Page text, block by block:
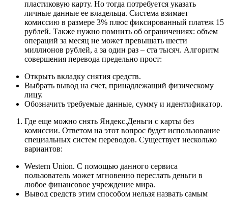
пластиковую карту. Но тогда потребуется указать
личные данные ее владельца. Система взимает
комиссию в размере 3% плюс фиксированный платеж 15
рублей. Также нужно помнить об ограничениях: объем
операций за месяц не может превышать шести
миллионов рублей, а за один раз – ста тысяч. Алгоритм
совершения перевода предельно прост:
Открыть вкладку снятия средств.
Выбрать вывод на счет, принадлежащий физическому
лицу.
Обозначить требуемые данные, сумму и идентификатор.
Где еще можно снять Яндекс.Деньги с карты без
комиссии. Ответом на этот вопрос будет использование
специальных систем переводов. Существует несколько
вариантов:
Western Union. С помощью данного сервиса
пользователь может мгновенно переслать деньги в
любое финансовое учреждение мира.
Вывод средств этим способом нельзя назвать самым